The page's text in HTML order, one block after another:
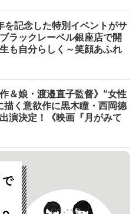
を記念した特別イベントがサ
ラックレーベル銀座店で開
も自分らしく～笑顔あふれ
＆娘・渡邉直子監督》“女性
描く意欲作に黒木瞳・西岡德
演決定！《映画『月がみて